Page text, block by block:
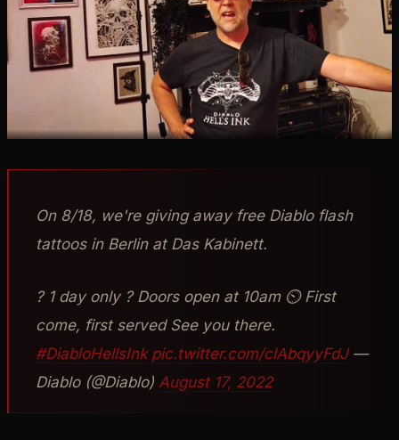
On 8/18, we're giving away free Diablo flash
tattoos in Berlin at Das Kabinett.
? 1 day only ? Doors open at 10am ⏲ First
come, first served See you there.
#DiabloHellsInk pic.twitter.com/clAbqyyFdJ—
Diablo (@Diablo) August 17, 2022